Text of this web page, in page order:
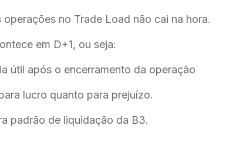
operações no Trade Load não cai na hora.
em D+1, ou seja:
útil após o encerramento da operação
lucro quanto para prejuízo.
padrão de liquidação da B3.